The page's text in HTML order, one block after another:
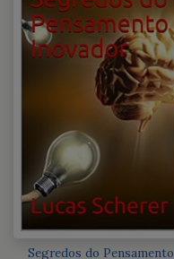
Segredos do Pensamento